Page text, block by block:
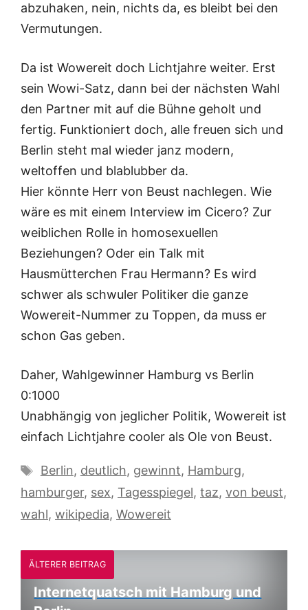
abzuhaken, nein, nichts da, es bleibt bei den
Vermutungen.
Da ist Wowereit doch Lichtjahre weiter. Erst
sein Wowi-Satz, dann bei der nächsten Wahl
den Partner mit auf die Bühne geholt und
fertig. Funktioniert doch, alle freuen sich und
Berlin steht mal wieder janz modern,
weltoffen und blablubber da.
Hier könnte Herr von Beust nachlegen. Wie
wäre es mit einem Interview im Cicero? Zur
weiblichen Rolle in homosexuellen
Beziehungen? Oder ein Talk mit
Hausmütterchen Frau Hermann? Es wird
schwer als schwuler Politiker die ganze
Wowereit-Nummer zu Toppen, da muss er
schon Gas geben.
Daher, Wahlgewinner Hamburg vs Berlin
0:1000
Unabhängig von jeglicher Politik, Wowereit ist
einfach Lichtjahre cooler als Ole von Beust.
Schlagwörter
Berlin, deutlich, gewinnt, Hamburg,
hamburger, sex, Tagesspiegel, taz, von beust,
wahl, wikipedia, Wowereit
ÄLTERER BEITRAG
Internetquatsch mit Hamburg und